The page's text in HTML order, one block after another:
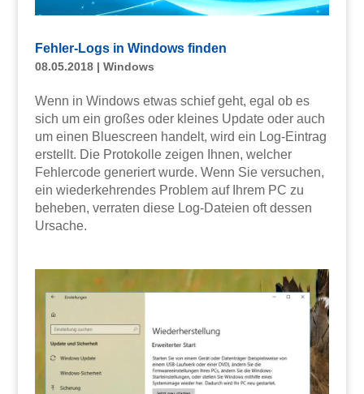
Fehler-Logs in Windows finden
08.05.2018| Windows
Wenn in Windows etwas schief geht, egal ob es
sich um ein großes oder kleines Update oder auch
um einen Bluescreen handelt, wird ein Log-Eintrag
erstellt. Die Protokolle zeigen Ihnen, welcher
Fehlercode generiert wurde. Wenn Sie versuchen,
ein wiederkehrendes Problem auf Ihrem PC zu
beheben, verraten diese Log-Dateien oft dessen
Ursache.